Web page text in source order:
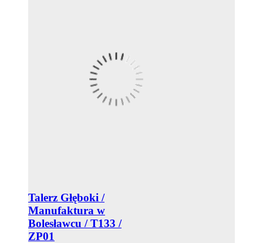
Talerz Głęboki /
Manufaktura w
Bolesławcu / T133 /
ZP01